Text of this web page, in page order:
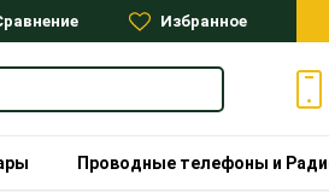
Избранное
Проводные телефоны и